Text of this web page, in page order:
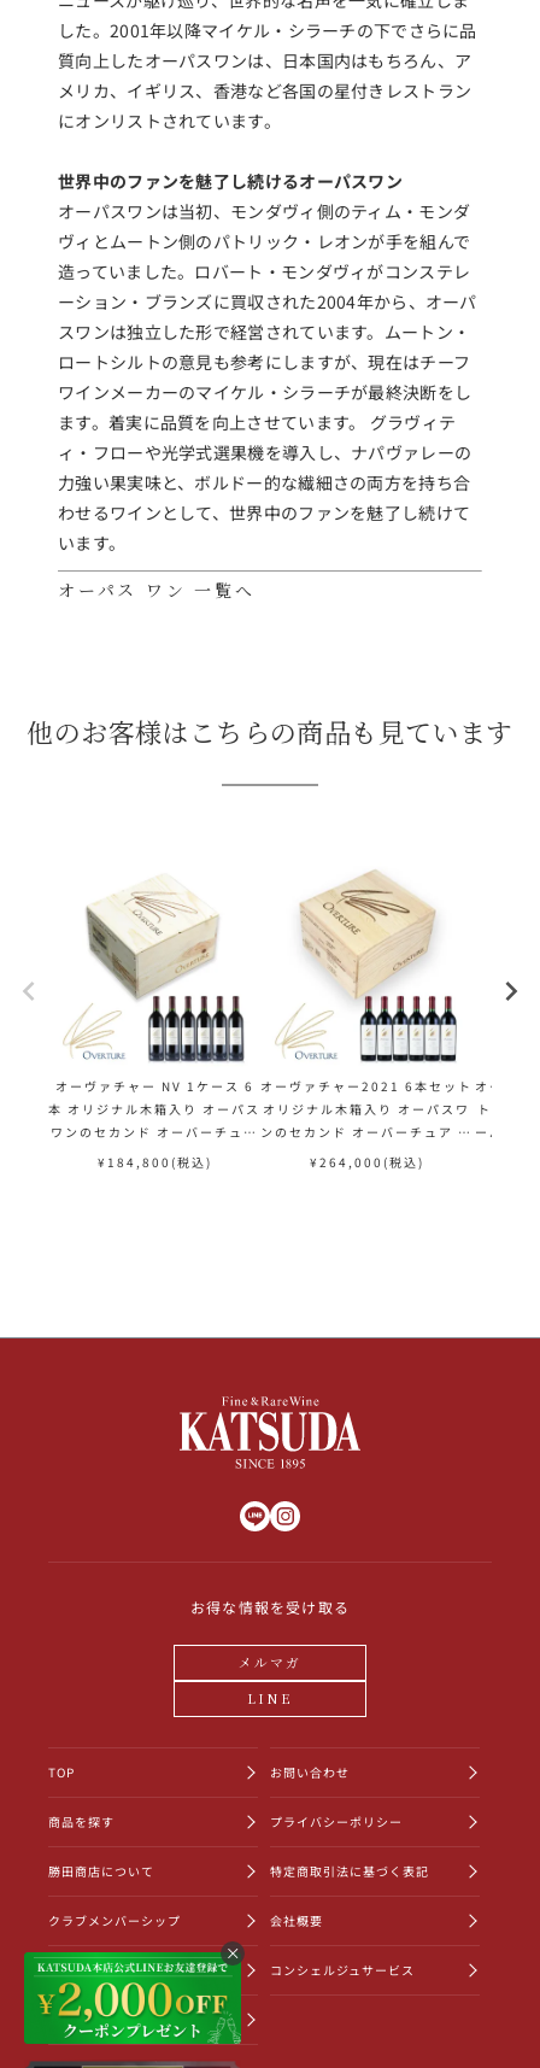
した。2001年以降マイケル・シラーチの下でさらに品
質向上したオーパスワンは、日本国内はもちろん、ア
メリカ、イギリス、香港など各国の星付きレストラン
にオンリストされています。
世界中のファンを魅了し続けるオーパスワン
オーパスワンは当初、モンダヴィ側のティム・モンダ
ヴィとムートン側のパトリック・レオンが手を組んで
造っていました。ロバート・モンダヴィがコンステレ
ーション・ブランズに買収された2004年から、オーパ
スワンは独立した形で経営されています。ムートン・
ロートシルトの意見も参考にしますが、現在はチーフ
ワインメーカーのマイケル・シラーチが最終決断をし
ます。着実に品質を向上させています。 グラヴィテ
ィ・フローや光学式選果機を導入し、ナパヴァレーの
力強い果実味と、ボルドー的な繊細さの両方を持ち合
わせるワインとして、世界中のファンを魅了し続けて
います。
オーパス ワン 一覧へ
他のお客様はこちらの商品も見ています
オーヴァチャー NV 1ケース 6
本 オリジナル木箱入り オーパス
ワンのセカンド オーバーチュア
オーヴァーチュア Opus One O
¥ 184,800 (税込)
オーヴァチャー2021 6本セット
オリジナル木箱入り オーパスワ
ンのセカンド オーバーチュア オ
ーヴァーチュア Opus One Ov
¥ 264,000 (税込)
オーヴ
ト] オー
ーバーチ
お得な情報を受け取る
メルマガ
LINE
TOP
商品を探す
勝田商店について
クラブメンバーシップ
ショッピングガイド
お知らせ一覧
お問い合わせ
プライバシーポリシー
特定商取引法に基づく表記
会社概要
コンシェルジュサービス